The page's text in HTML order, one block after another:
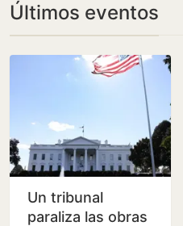
Últimos eventos
Un tribunal
paraliza las obras